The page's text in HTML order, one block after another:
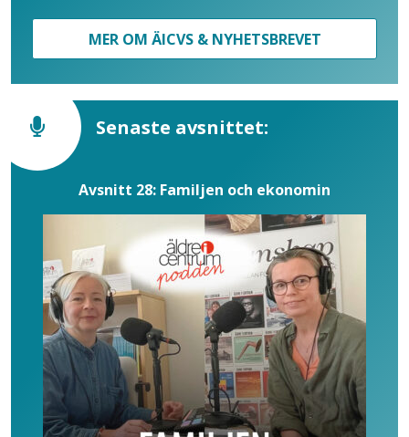
MER OM ÄICVS & NYHETSBREVET
Senaste avsnittet:
Avsnitt 28: Familjen och ekonomin